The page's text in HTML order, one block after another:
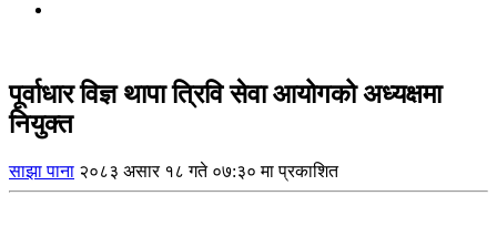
पूर्वाधार विज्ञ थापा त्रिवि सेवा आयोगको अध्यक्षमा
नियुक्त
साझा पाना २०८३ असार १८ गते ०७:३० मा प्रकाशित